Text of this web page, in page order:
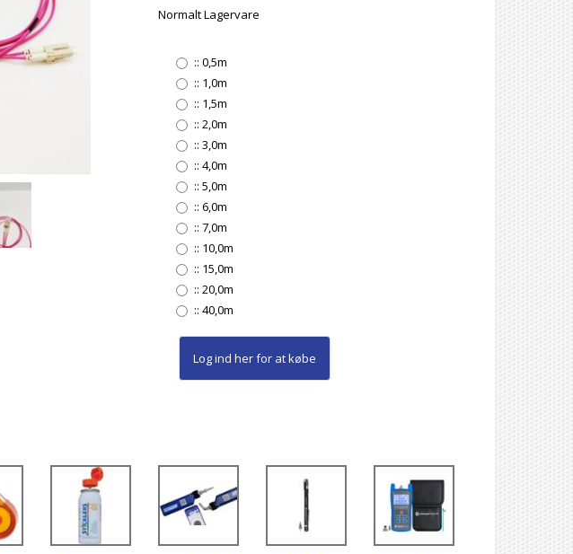
Normalt Lagervare
:: 0,5m
:: 1,0m
:: 1,5m
:: 2,0m
:: 3,0m
:: 4,0m
:: 5,0m
:: 6,0m
:: 7,0m
:: 10,0m
:: 15,0m
:: 20,0m
:: 40,0m
Log ind herfor at købe